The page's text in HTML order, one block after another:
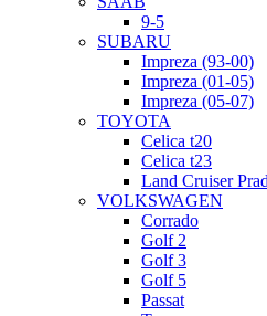
9-5
SUBARU
Impreza (93-00)
Impreza (01-05)
Impreza (05-07)
TOYOTA
Celica t20
Celica t23
Land Cruiser
VOLKSWAGEN
Corrado
Golf 2
Golf 3
Golf 5
Passat